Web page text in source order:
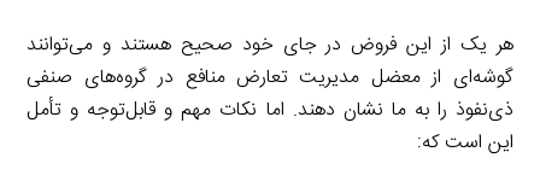
هر یک از این فروض در جای خود صحیح هستند و می‌توانند
گوشه‌ای از معضل مدیریت تعارض منافع در گروه‌های صنفی
ذی‌نفوذ را به ما نشان دهند. اما نکات مهم و قابل‌توجه و تأمل
این است که: